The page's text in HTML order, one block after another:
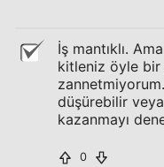
İş mantıklı.
kitleniz öyle
düşürebilir
kazanmayı
0